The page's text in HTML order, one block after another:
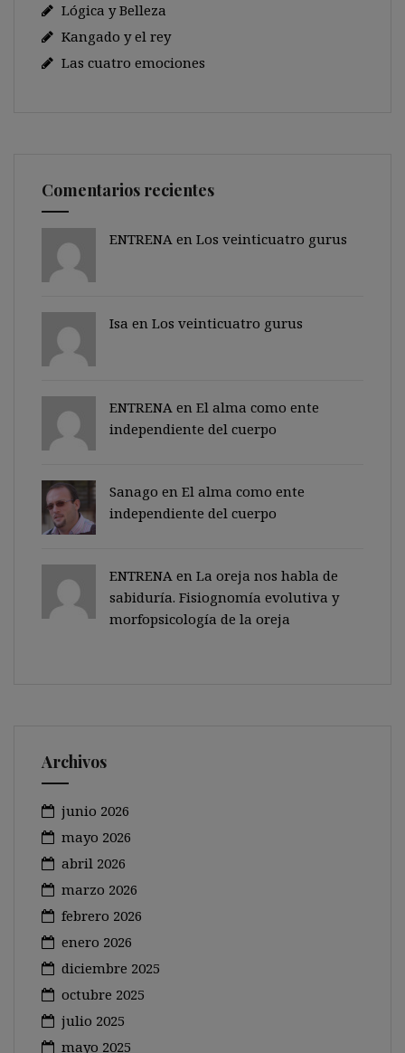
Lógica y Belleza
Kangado y el rey
Las cuatro emociones
Comentarios recientes
ENTRENA en Los veinticuatro gurus
Isa en Los veinticuatro gurus
ENTRENA en El alma como ente
independiente del cuerpo
Sanago en El alma como ente
independiente del cuerpo
ENTRENA en La oreja nos habla de
sabiduría. Fisiognomía evolutiva y
morfopsicología de la oreja
Archivos
junio 2026
mayo 2026
abril 2026
marzo 2026
febrero 2026
enero 2026
diciembre 2025
octubre 2025
julio 2025
mayo 2025